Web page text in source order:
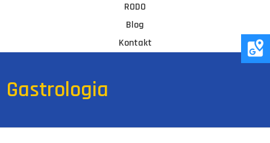
RODO
Blog
Kontakt
Gastrologia